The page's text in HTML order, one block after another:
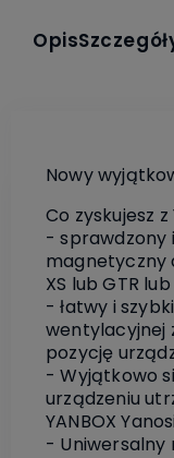
Opis
Nowy
Co zyskujesz z
- sprawdzony
magnetyczny
XS lub GTR
- łatwy i
wentylacyjnej
pozycję
- Wyjątkowo
urządzeniu
YANBOX
- Uniwersalny